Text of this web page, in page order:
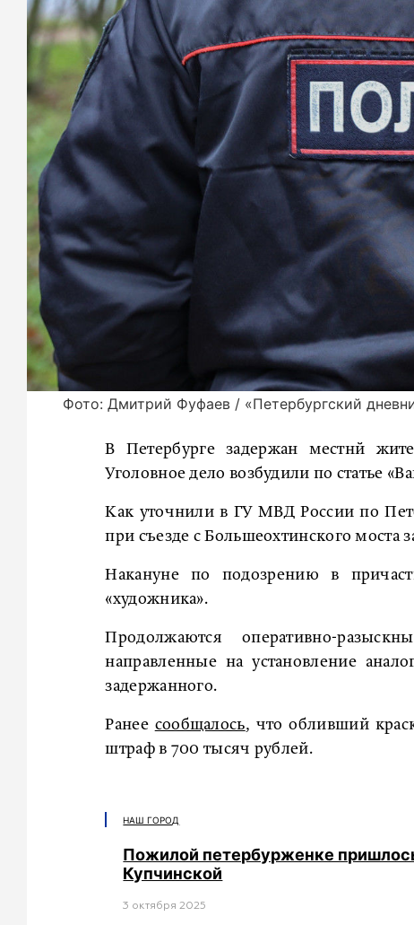
Фото: Дмитрий Фуфаев / «Петербургский
В Петербурге задержан местнй
Уголовное дело возбудили по статье
Как уточнили в ГУ МВД России по
при съезде с Большеохтинского моста
Накануне по подозрению в
«художника».
Продолжаются оперативно-
направленные на установление
задержанного.
Ранее сообщалось, что обливший
штраф в 700 тысяч рублей.
НАШ ГОРОД
Пожилой петербурженке
Купчинской
3 октября 2025